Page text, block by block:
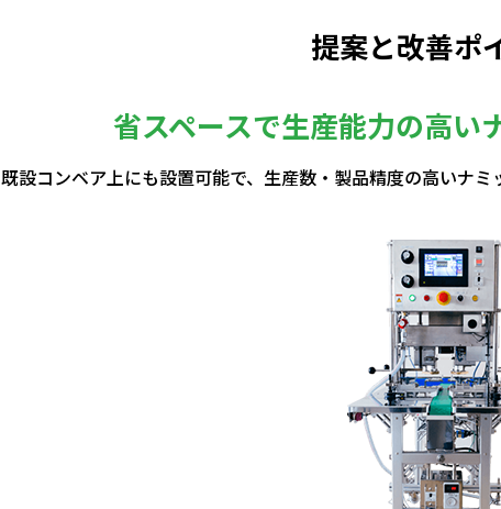
提案と改善ポ
省スペースで生産能力の高い
既設コンベア上にも設置可能で、生産数・製品精度の高いナミ